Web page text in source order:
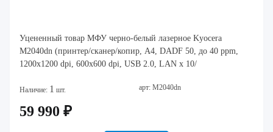
Уцененный товар МФУ черно-белый лазерное Kyocera
M2040dn (принтер/сканер/копир, A4, DADF 50, до 40 ppm,
1200x1200 dpi, 600x600 dpi, USB 2.0, LAN x 10/
Наличие: 1 шт. арт: M2040dn
59 990 ₽